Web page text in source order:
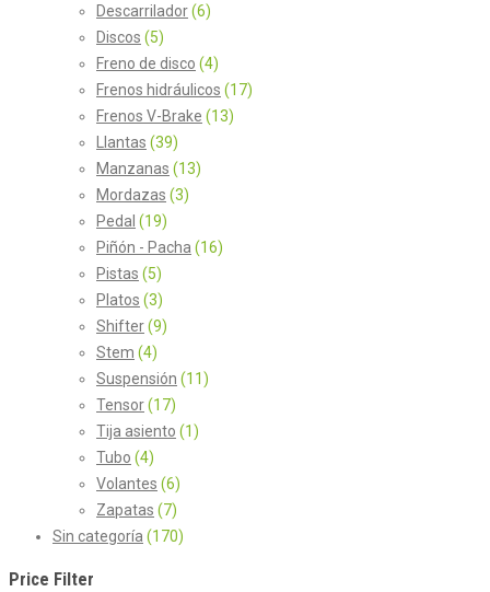
Descarrilador(6)
Discos (5)
Freno de disco (4)
Frenos hidráulicos (17)
Frenos V-Brake (13)
Llantas (39)
Manzanas (13)
Mordazas (3)
Pedal (19)
Piñón - Pacha (16)
Pistas (5)
Platos (3)
Shifter(9)
Stem (4)
Suspensión (11)
Tensor(17)
Tija asiento (1)
Tubo (4)
Volantes (6)
Zapatas (7)
Sin categoría (170)
Price Filter